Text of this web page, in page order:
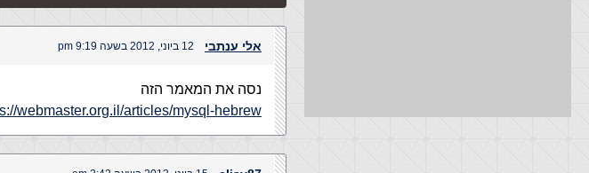
אלי ענתבי 12 ביוני, 2012 בשעה 9:19 pm
נסה את המאמר הזה
webmaster.org.il/articles/mysql-hebrew